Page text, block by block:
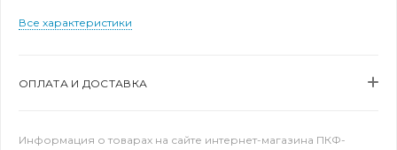
Все характеристики
ОПЛАТА И ДОСТАВКА
Информация о товарах на сайте интернет-магазина ПКФ-